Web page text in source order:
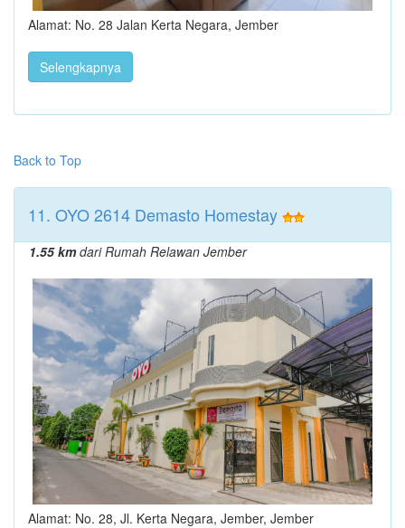
Alamat: No. 28 Jalan Kerta Negara, Jember
Selengkapnya
Back to Top
11. OYO 2614 Demasto Homestay
1.55 kmdari Rumah Relawan Jember
Alamat: No. 28, Jl. Kerta Negara, Jember, Jember